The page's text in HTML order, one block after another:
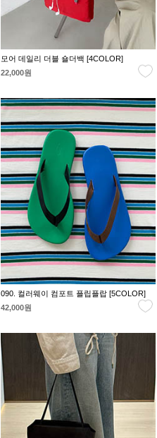
모어 데일리 더블 숄더백 [4COLOR]
22,000원
090. 컬러웨이 컴포트 플립플랍 [5COLOR]
42,000원